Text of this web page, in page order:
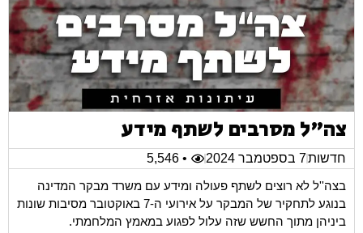
צה"ל מסרבים לשתף מידע
חדשות7 בספטמבר 2024
• 5,546
בצה''ל לא רוצים לשתף פעולה ומידע עם משרד מבקר המדינה
בנוגע לתחקיר של המבקר על אירועי ה-7 באוקטובר מסיבות שונות
ביניהן מתוך החשש שזה עלול לפגוע במאמץ המלחמתי.